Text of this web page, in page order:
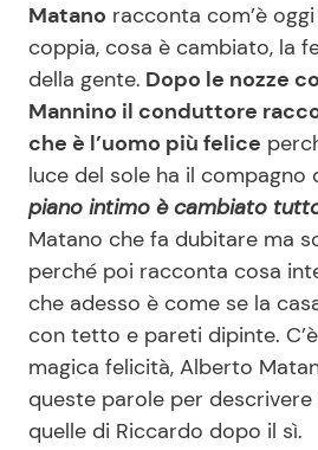
Moda e Style
Mondo Mamma
News benessere
Salute
Viaggi e Turismo
Festività
Le
Matano racconta com’è
coppia, cosa è cambiato, la
della gente. Dopo le nozze
Mannino il conduttore
che è l’uomo più felice
luce del sole ha il compagno
piano intimo è cambiato
Matano che fa dubitare ma
perché poi racconta cosa
che adesso è come se la
con tetto e pareti dipinte.
magica felicità, Alberto
queste parole per descrivere
quelle di Riccardo dopo il sì.